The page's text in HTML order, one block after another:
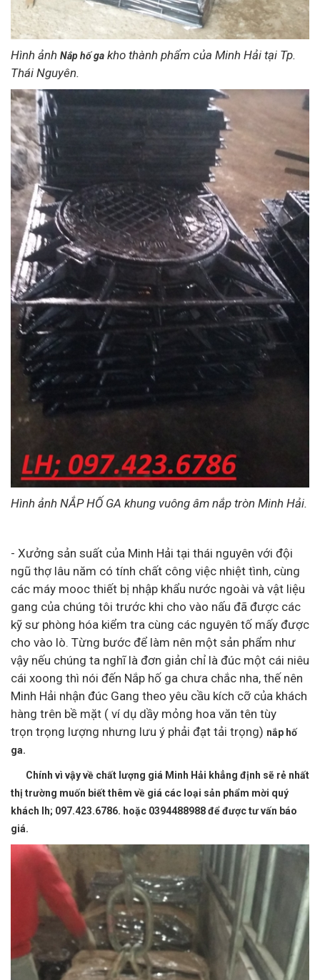
Hình ảnh Nắp hố ga kho thành phẩm của Minh Hải tại Tp.
Thái Nguyên.
Hình ảnh NẮP HỐ GA khung vuông âm nắp tròn Minh Hải.
- Xưởng sản suất của Minh Hải tại thái nguyên với đội
ngũ thợ lâu năm có tính chất công việc nhiệt tình, cùng
các máy mooc thiết bị nhập khẩu nước ngoài và vật liệu
gang của chúng tôi trước khi cho vào nấu đã được các
kỹ sư phòng hóa kiểm tra cùng các nguyên tố mấy được
cho vào lò. Từng bước để làm nên một sản phẩm như
vậy nếu chúng ta nghĩ là đơn giản chỉ là đúc một cái niêu
cái xoong thì nói đến Nắp hố ga chưa chắc nha, thế nên
Minh Hải nhận đúc Gang theo yêu cầu kích cỡ của khách
hàng trên bề mặt ( ví dụ dầy mỏng hoa văn tên tùy
trọn trọng lượng nhưng lưu ý phải đạt tải trọng) nắp hố
ga.
Chính vì vậy về chất lượng giá Minh Hải khẳng định sẽ rẻ nhất
thị trường muốn biết thêm về giá các loại sản phẩm mời quý
khách lh; 097.423.6786. hoặc 0394488988 để được tư vấn báo
giá.